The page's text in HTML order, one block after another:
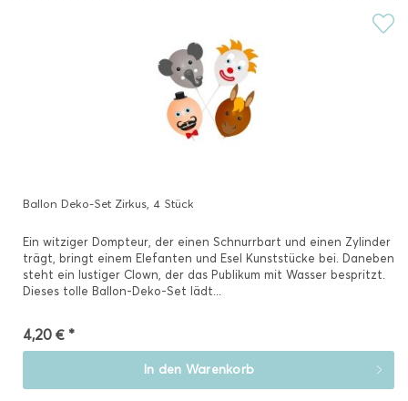
Ballon Deko-Set Zirkus, 4 Stück
Ein witziger Dompteur, der einen Schnurrbart und einen Zylinder
trägt, bringt einem Elefanten und Esel Kunststücke bei. Daneben
steht ein lustiger Clown, der das Publikum mit Wasser bespritzt.
Dieses tolle Ballon-Deko-Set lädt...
4,20 € *
In den Warenkorb